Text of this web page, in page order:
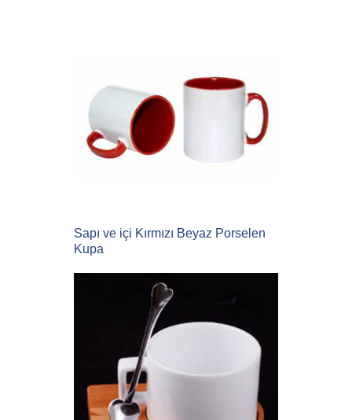
Sapı ve içi Kırmızı Beyaz Porselen
Kupa